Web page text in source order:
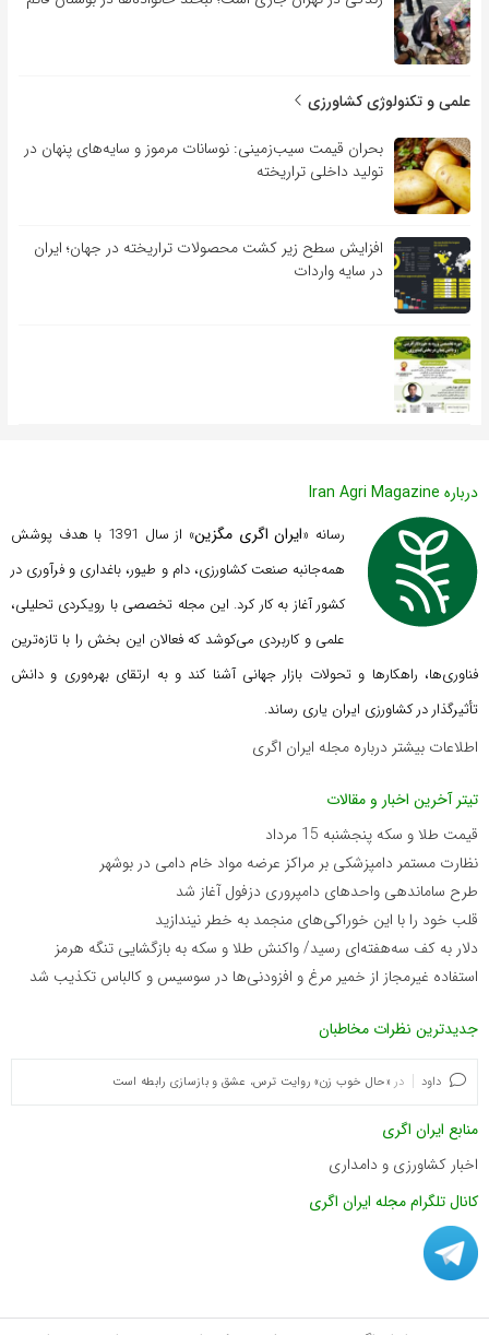
علمی و تکنولوژی کشاورزی
بحران قیمت سیب‌زمینی: نوسانات مرموز و سایه‌های پنهان در
تولید داخلی تراریخته
افزایش سطح زیر کشت محصولات تراریخته در جهان؛ ایران
در سایه واردات
درباره Iran Agri Magazine
رسانه «ایران اگری مگزین
» از سال 1391 با هدف پوشش
همه‌جانبه صنعت کشاورزی، دام و طیور، باغداری و فرآوری در
کشور آغاز به کار کرد. این مجله تخصصی با رویکردی تحلیلی،
علمی و کاربردی می‌کوشد که فعالان این بخش را با تازه‌ترین
فناوری‌ها، راهکارها و تحولات بازار جهانی آشنا کند و به ارتقای بهره‌وری و دانش
تأثیرگذار در کشاورزی ایران یاری رساند.
اطلاعات بیشتر درباره مجله ایران اگری
تیتر آخرین اخبار و مقالات
قیمت طلا و سکه پنجشنبه 15 مرداد
نظارت مستمر دامپزشکی بر مراکز عرضه مواد خام دامی در بوشهر
طرح ساماندهی واحدهای دامپروری دزفول آغاز شد
قلب خود را با این خوراکی‌های منجمد به خطر نیندازید
دلار به کف سه‌هفته‌ای رسید/ واکنش طلا و سکه به بازگشایی تنگه هرمز
استفاده غیرمجاز از خمیر مرغ و افزودنی‌ها در سوسیس و کالباس تکذیب شد
جدیدترین نظرات مخاطبان
داود در «حال خوب زن» روایت ترس، عشق و بازسازی رابطه است
منابع ایران اگری
اخبار کشاورزی و دامداری
کانال تلگرام مجله ایران اگری